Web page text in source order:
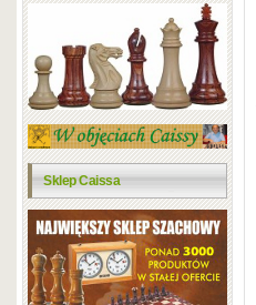
Sklep Caissa